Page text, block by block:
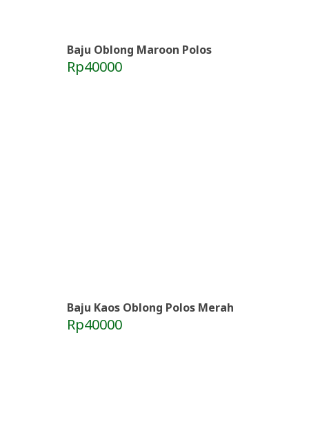
Baju Oblong Maroon Polos
Rp40000
Baju Kaos Oblong Polos Merah
Rp40000